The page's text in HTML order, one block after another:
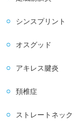
シンスプリント
オスグッド
アキレス腱炎
頚椎症
ストレートネック